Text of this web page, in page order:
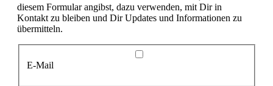
diesem Formular angibst, dazu verwenden, mit Dir in
Kontakt zu bleiben und Dir Updates und Informationen zu
übermitteln.
E-Mail